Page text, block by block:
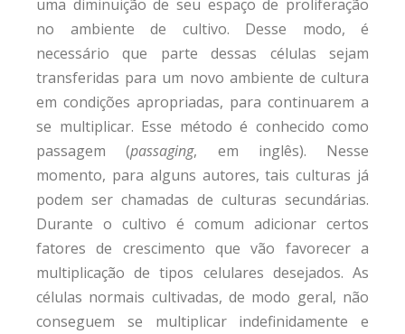
uma diminuição de seu espaço de proliferação
no ambiente de cultivo. Desse modo, é
necessário que parte dessas células sejam
transferidas para um novo ambiente de cultura
em condições apropriadas, para continuarem a
se multiplicar. Esse método é conhecido como
passagem (passaging, em inglês). Nesse
momento, para alguns autores, tais culturas já
podem ser chamadas de culturas secundárias.
Durante o cultivo é comum adicionar certos
fatores de crescimento que vão favorecer a
multiplicação de tipos celulares desejados. As
células normais cultivadas, de modo geral, não
conseguem se multiplicar indefinidamente e